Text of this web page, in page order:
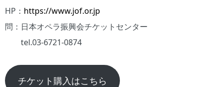
HP： https://www.jof.or.jp
問：日本オペラ振興会チケットセンター
tel.03-6721-0874
チケット購入はこちら